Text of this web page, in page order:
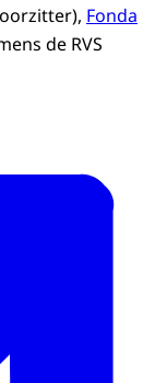
Fonda
de RVS